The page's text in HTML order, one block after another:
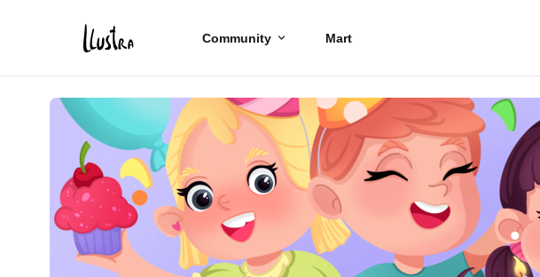
Community Mart